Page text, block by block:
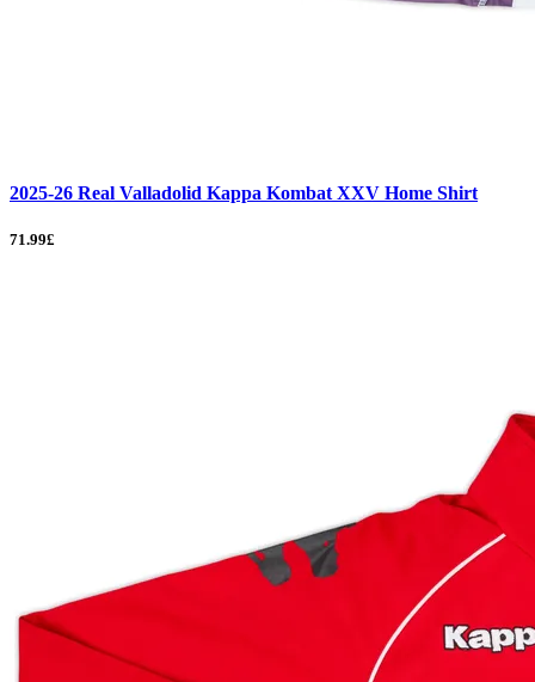
2025-26 Real Valladolid Kappa Kombat XXV Home Shirt
71.99£